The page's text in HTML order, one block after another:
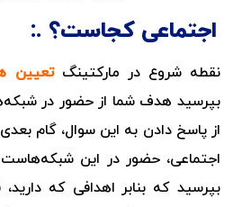
اجتماعی کجاست؟
نقطه شروع در مارکتینگ تعیین
بپرسید هدف شما از حضور در
از پاسخ دادن به این سوال، گام بعدی
اجتماعی، حضور در این
بپرسید که بنابر اهدافی که